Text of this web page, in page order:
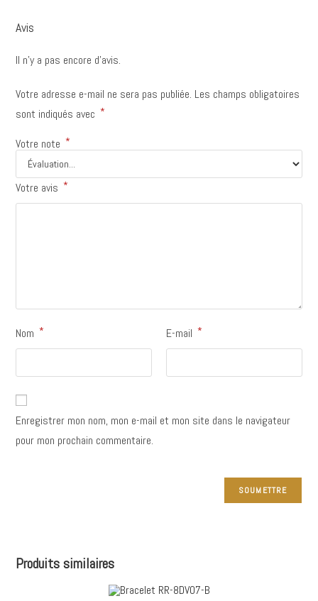
Avis
Il n’y a pas encore d’avis.
Votre adresse e-mail ne sera pas publiée. Les champs obligatoires
sont indiqués avec *
Votre note *
Votre avis *
Nom * E-mail *
Enregistrer mon nom, mon e-mail et mon site dans le navigateur
pour mon prochain commentaire.
Produits similaires